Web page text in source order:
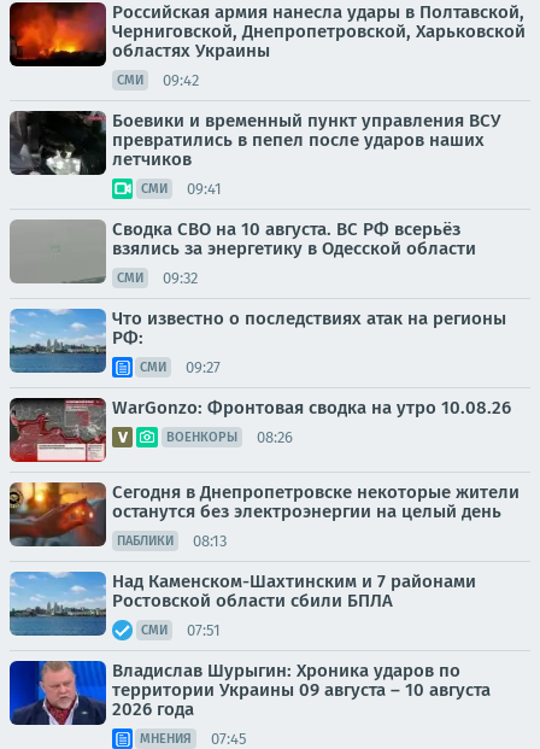
Российская армия нанесла удары в Полтавской,
Черниговской, Днепропетровской, Харьковской
областях Украины
СМИ 09:42
Боевики и временный пункт управления ВСУ
превратились в пепел после ударов наших
летчиков
СМИ 09:41
Сводка СВО на 10 августа. ВС РФ всерьёз
взялись за энергетику в Одесской области
СМИ 09:32
Что известно о последствиях атак на регионы
РФ:
СМИ 09:27
WarGonzo: Фронтовая сводка на утро 10.08.26
ВОЕНКОРЫ 08:26
Сегодня в Днепропетровске некоторые жители
останутся без электроэнергии на целый день
ПАБЛИКИ 08:13
Над Каменском-Шахтинским и 7 районами
Ростовской области сбили БПЛА
СМИ 07:51
Владислав Шурыгин: Хроника ударов по
территории Украины 09 августа – 10 августа
2026 года
МНЕНИЯ 07:45